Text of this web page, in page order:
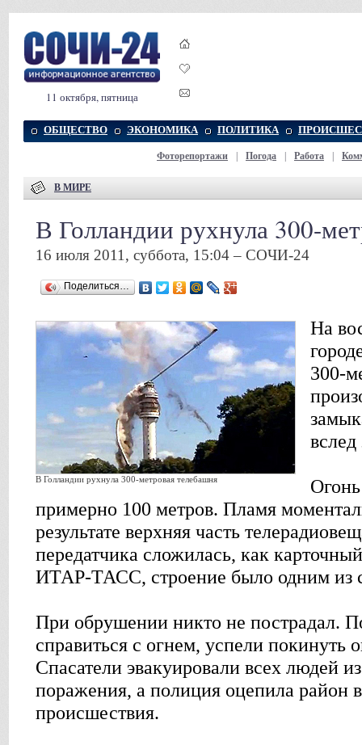
11 октября, пятница
ОБЩЕСТВО ЭКОНОМИКА ПОЛИТИКА
Фоторепортажи Погода Работа
В МИРЕ
В Голландии рухнула 300-
16 июля 2011, суббота, 15:04 – СОЧИ-24
Поделиться…
В Голландии рухнула 300-метровая телебашня
На
300-
примерно 100 метров. Пламя
результате верхняя часть
передатчика сложилась, как
ИТАР-ТАСС, строение было одним из
При обрушении никто не пострадал.
справиться с огнем, успели покинуть
Спасатели эвакуировали всех людей
поражения, а полиция оцепила район
происшествия.